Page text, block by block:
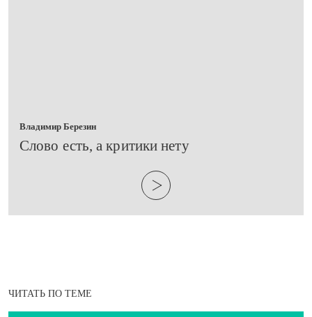
Владимир Березин
​Слово есть, а критики нету
ЧИТАТЬ ПО ТЕМЕ